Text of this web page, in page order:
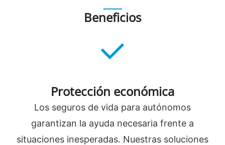
Beneficios
Protección económica
Los seguros de vida para autónomos
garantizan la ayuda necesaria frente a
situaciones inesperadas. Nuestras soluciones